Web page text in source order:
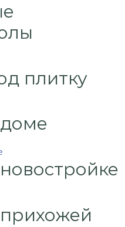
плитку